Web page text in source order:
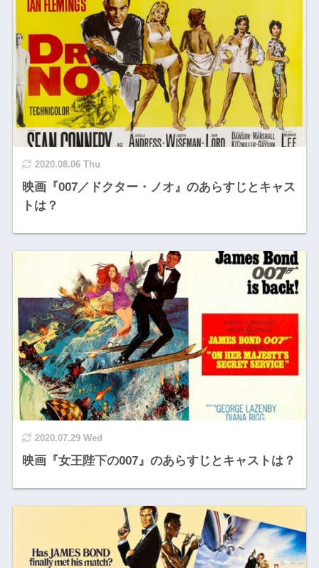
2020.08.06 Thu
映画『007／ドクター・ノオ』のあらすじとキャス
トは？
2020.07.29 Wed
映画『女王陛下の007』のあらすじとキャストは？